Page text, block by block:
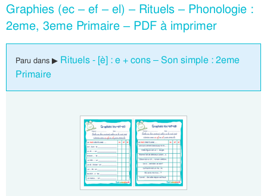
Graphies (ec – ef – el) – Rituels – Phonologie :
2eme, 3eme Primaire – PDF à imprimer
Paru dans ▶ Rituels - [è] : e + cons – Son simple : 2eme
Primaire